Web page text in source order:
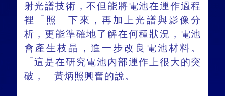
射光譜技術，不但能將電池在運作過程
裡「照」下來，再加上光譜與影像分
析，更能準確地了解在何種狀況，電池
會產生枝晶，進一步改良電池材料。
「這是在研究電池內部運作上很大的突
破，」黃炳照興奮的說。